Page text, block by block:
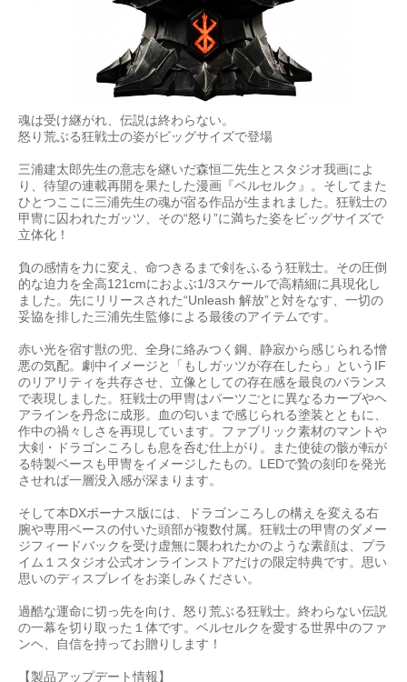
魂は受け継がれ、伝説は終わらない。
怒り荒ぶる狂戦士の姿がビッグサイズで登場
三浦建太郎先生の意志を継いだ森恒二先生とスタジオ我画によ
り、待望の連載再開を果たした漫画『ベルセルク』。そしてまた
ひとつここに三浦先生の魂が宿る作品が生まれました。狂戦士の
甲冑に囚われたガッツ、その“怒り”に満ちた姿をビッグサイズで
立体化！
負の感情を力に変え、命つきるまで剣をふるう狂戦士。その圧倒
的な迫力を全高121cmにおよぶ1/3スケールで高精細に具現化し
ました。先にリリースされた“Unleash 解放”と対をなす、一切の
妥協を排した三浦先生監修による最後のアイテムです。
赤い光を宿す獣の兜、全身に絡みつく鋼、静寂から感じられる憎
悪の気配。劇中イメージと「もしガッツが存在したら」というIF
のリアリティを共存させ、立像としての存在感を最良のバランス
で表現しました。狂戦士の甲冑はパーツごとに異なるカーブやヘ
アラインを丹念に成形。血の匂いまで感じられる塗装とともに、
作中の禍々しさを再現しています。ファブリック素材のマントや
大剣・ドラゴンころしも息を呑む仕上がり。また使徒の骸が転が
る特製ベースも甲冑をイメージしたもの。LEDで贄の刻印を発光
させれば一層没入感が深まります。
そして本DXボーナス版には、ドラゴンころしの構えを変える右
腕や専用ベースの付いた頭部が複数付属。狂戦士の甲冑のダメー
ジフィードバックを受け虚無に襲われたかのような素顔は、プラ
イム１スタジオ公式オンラインストアだけの限定特典です。思い
思いのディスプレイをお楽しみください。
過酷な運命に切っ先を向け、怒り荒ぶる狂戦士。終わらない伝説
の一幕を切り取った１体です。ベルセルクを愛する世界中のファ
ンヘ、自信を持ってお贈りします！
【製品アップデート情報】